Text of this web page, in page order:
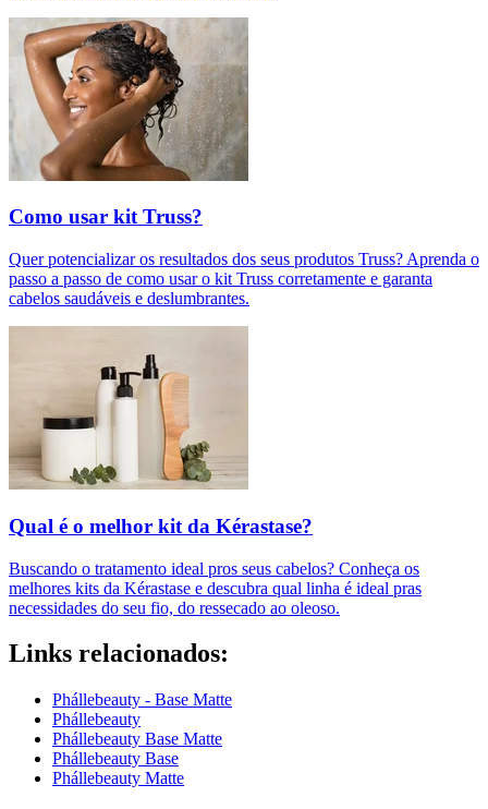
Como usar kit Truss?
Quer potencializar os resultados dos seus produtos Truss? Aprenda o
passo a passo de como usar o kit Truss corretamente e garanta
cabelos saudáveis e deslumbrantes.
Qual é o melhor kit da Kérastase?
Buscando o tratamento ideal pros seus cabelos? Conheça os
melhores kits da Kérastase e descubra qual linha é ideal pras
necessidades do seu fio, do ressecado ao oleoso.
Links relacionados:
Phállebeauty - Base Matte
Phállebeauty
Phállebeauty Base Matte
Phállebeauty Base
Phállebeauty Matte